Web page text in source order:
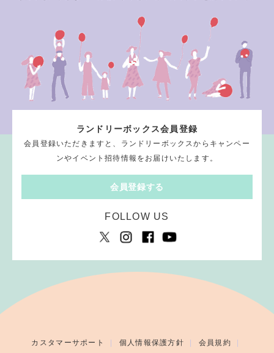
ランドリーボックス会員登録
会員登録いただきますと、ランドリーボックスからキャンペー
ンやイベント招待情報をお届けいたします。
会員登録する
FOLLOW US
カスタマーサポート 個人情報保護方針 会員規約